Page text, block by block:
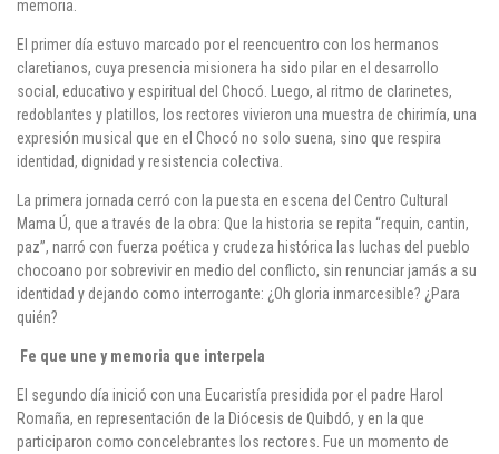
memoria.
El primer día estuvo marcado por el reencuentro con los hermanos
claretianos, cuya presencia misionera ha sido pilar en el desarrollo
social, educativo y espiritual del Chocó. Luego, al ritmo de clarinetes,
redoblantes y platillos, los rectores vivieron una muestra de chirimía, una
expresión musical que en el Chocó no solo suena, sino que respira
identidad, dignidad y resistencia colectiva.
La primera jornada cerró con la puesta en escena del Centro Cultural
Mama Ú, que a través de la obra: Que la historia se repita “requin, cantin,
paz”, narró con fuerza poética y crudeza histórica las luchas del pueblo
chocoano por sobrevivir en medio del conflicto, sin renunciar jamás a su
identidad y dejando como interrogante: ¿Oh gloria inmarcesible? ¿Para
quién?
Fe que une y memoria que interpela
El segundo día inició con una Eucaristía presidida por el padre Harol
Romaña, en representación de la Diócesis de Quibdó, y en la que
participaron como concelebrantes los rectores. Fue un momento de